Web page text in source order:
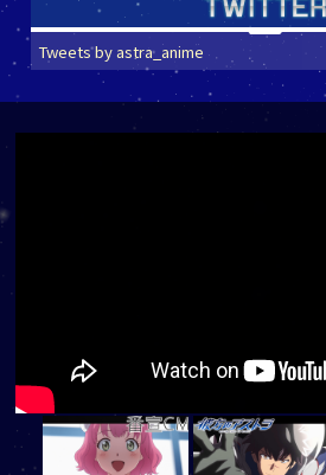
Tweets by astra_anime